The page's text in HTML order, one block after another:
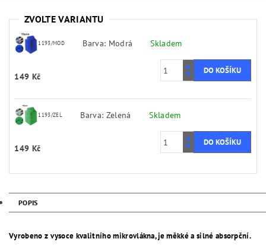
ZVOLTE VARIANTU
1193/MOD Barva: Modrá Skladem
149 Kč
1193/ZEL Barva: Zelená Skladem
149 Kč
POPIS
Vyrobeno z vysoce kvalitního mikrovlákna, je měkké a silné absorpční.